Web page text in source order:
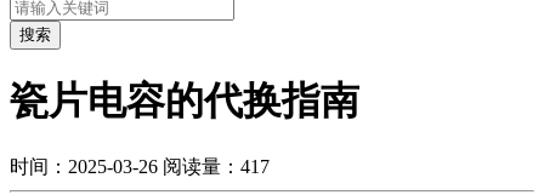
搜索
瓷片电容的代换指南
时间：2025-03-26 阅读量：417